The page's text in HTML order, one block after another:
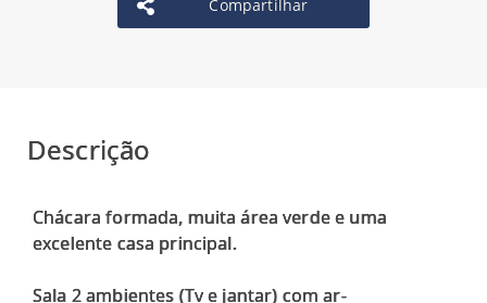
Compartilhar
Descrição
Chácara formada, muita área verde e uma
excelente casa principal.
Sala 2 ambientes (Tv e jantar) com ar-